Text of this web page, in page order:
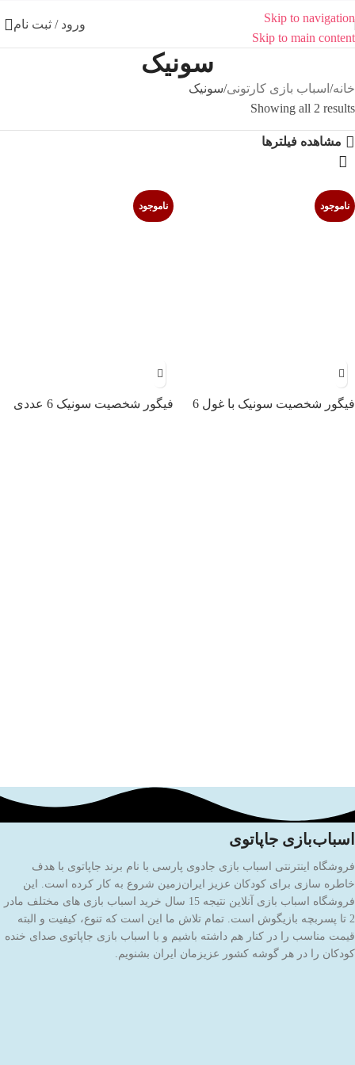
Skip to navigation
Skip to main content
ورود / ثبت نام
سونیک
خانه اسباب بازی کارتونی سونیک
Showing all 2 results
مشاهده فیلترها
ناموجود
فیگور شخصیت سونیک با غول 6
ناموجود
فیگور شخصیت سونیک 6 عددی
اسباب‌بازی جاپاتوی
فروشگاه اینترنتی اسباب بازی جادوی پارسی با نام برند جاپاتوی با هدف
خاطره سازی برای کودکان عزیز ایران‌زمین شروع به کار کرده است. این
فروشگاه اسباب بازی آنلاین نتیجه 15 سال خرید اسباب بازی های مختلف مادر
2 تا پسربچه بازیگوش است. تمام تلاش ما این است که تنوع، کیفیت و البته
قیمت مناسب را در کنار هم داشته باشیم و با اسباب بازی جاپاتوی صدای خنده
کودکان را در هر گوشه کشور عزیزمان ایران بشنویم.